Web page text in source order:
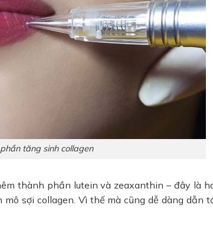
tăng sinh collagen
thành phần lutein và zeaxanthin – đây là
sợi collagen. Vì thế mà cũng dễ dàng dẫn